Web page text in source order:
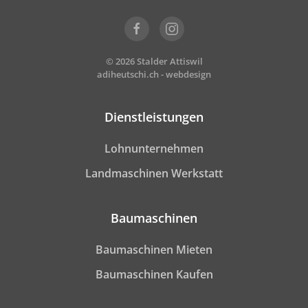
© 2026Stalder Attiswil
adiheutschi.ch - webdesign
Dienstleistungen
Lohnunternehmen
Landmaschinen Werkstatt
Baumaschinen
Baumaschinen Mieten
Baumaschinen Kaufen